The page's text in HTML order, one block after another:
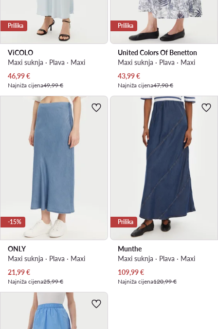
Prilika
ViCOLO
Maxi suknja · Plava · Maxi
Trenutna cijena
46,99€
Najniža cijena49,99 €
Prilika
United Colors Of Benetton
Maxi suknja · Plava · Maxi
Trenutna cijena
43,99€
Najniža cijena47,90 €
-15%
ONLY
Maxi suknja · Plava · Maxi
Trenutna cijena
21,99€
Najniža cijena25,99 €
Prilika
Munthe
Maxi suknja · Plava · Maxi
Trenutna cijena
109,99€
Najniža cijena120,99 €